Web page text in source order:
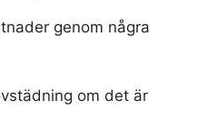
genom några
om det är